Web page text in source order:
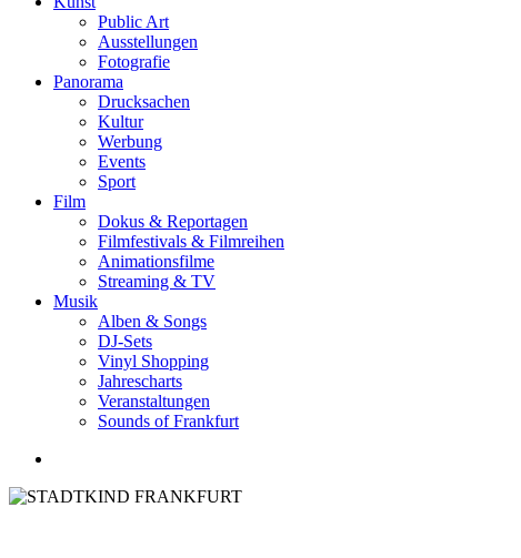
Public Art
Ausstellungen
Fotografie
Panorama
Drucksachen
Kultur
Werbung
Events
Sport
Film
Dokus & Reportagen
Filmfestivals & Filmreihen
Animationsfilme
Streaming & TV
Musik
Alben & Songs
DJ-Sets
Vinyl Shopping
Jahrescharts
Veranstaltungen
Sounds of Frankfurt